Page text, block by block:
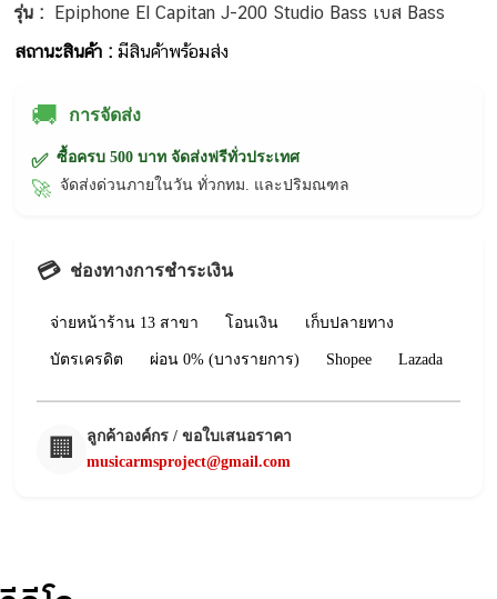
รุ่น : Epiphone El Capitan J-200 Studio Bass เบส Bass
สถานะสินค้า :มีสินค้าพร้อมส่ง
🚚 การจัดส่ง
✅ ซื้อครบ 500 บาท จัดส่งฟรีทั่วประเทศ
🚀 จัดส่งด่วนภายในวัน ทั่วกทม. และปริมณฑล
💳 ช่องทางการชำระเงิน
จ่ายหน้าร้าน 13 สาขา โอนเงิน เก็บปลายทาง
บัตรเครดิต ผ่อน 0% (บางรายการ) Shopee Lazada
🏢
ลูกค้าองค์กร / ขอใบเสนอราคา
musicarmsproject@gmail.com